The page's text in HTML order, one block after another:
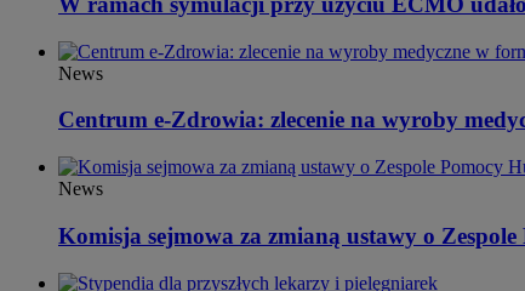
News
Centrum e-Zdrowia: zlecenie na wyroby
News
Komisja sejmowa za zmianą ustawy o